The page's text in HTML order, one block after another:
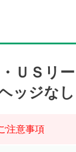
ＵＳリ
ッジなし
注意事項